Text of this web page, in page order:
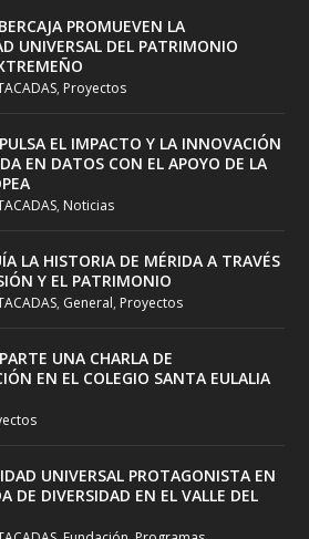
PROMUEVEN LA
UNIVERSAL DEL PATRIMONIO
, Proyectos
EL IMPACTO Y LA INNOVACIÓN
EN DATOS CON EL APOYO DE LA
, Noticias
LA HISTORIA DE MÉRIDA A TRAVÉS
Y EL PATRIMONIO
, General, Proyectos
UNA CHARLA DE
EN EL COLEGIO SANTA EULALIA
UNIVERSAL PROTAGONISTA EN
DE DIVERSIDAD EN EL VALLE DEL